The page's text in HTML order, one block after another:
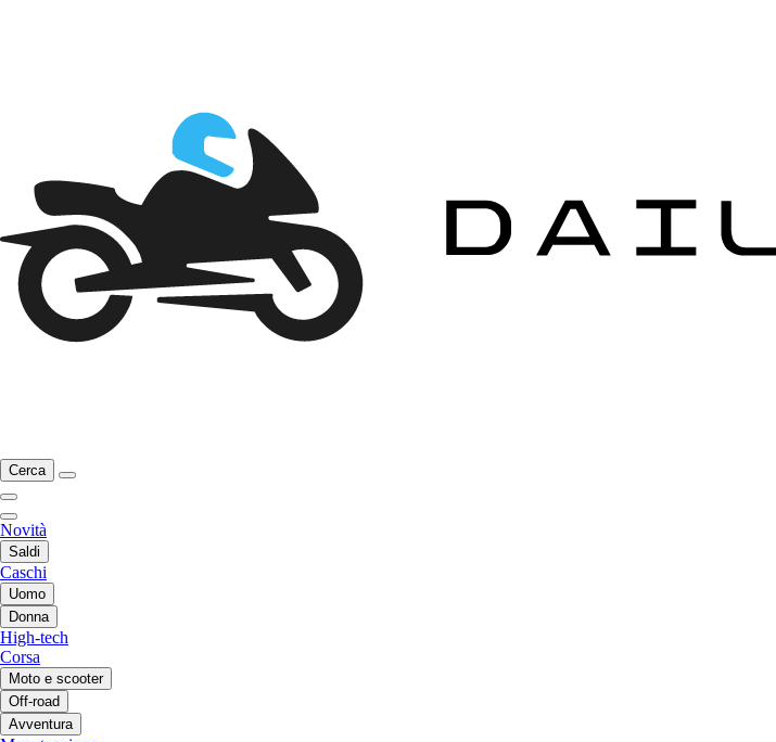
Cerca
Novità
Saldi
Caschi
Uomo
Donna
High-tech
Corsa
Moto e scooter
Off-road
Avventura